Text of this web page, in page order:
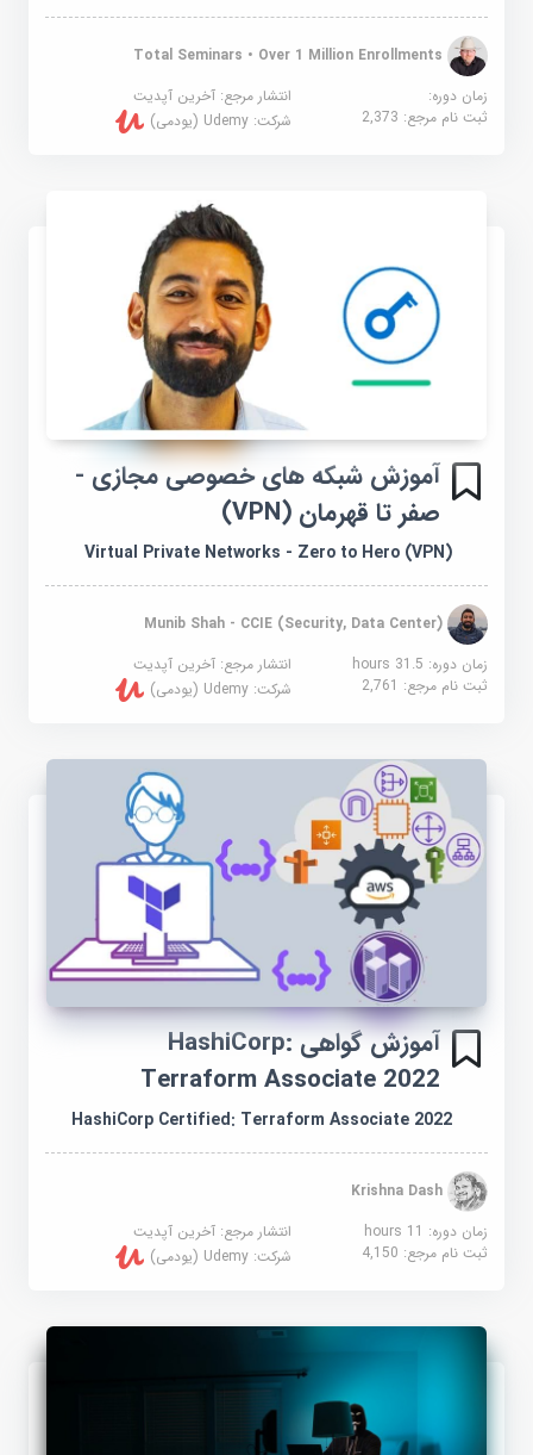
Total Seminars • Over 1 Million Enrollments
زمان دوره:
انتشار مرجع:آخرین آپدیت
ثبت نام مرجع:2,373 شرکت:Udemy (یودمی)
آموزش شبکه های خصوصی مجازی -
صفر تا قهرمان (VPN)
Virtual Private Networks - Zero to Hero (VPN)
Munib Shah - CCIE (Security, Data Center)
زمان دوره: 31.5 hours
انتشار مرجع:آخرین آپدیت
ثبت نام مرجع:2,761 شرکت:Udemy (یودمی)
آموزش گواهی HashiCorp:
Terraform Associate 2022
HashiCorp Certified: Terraform Associate 2022
Krishna Dash
زمان دوره: 11 hours
انتشار مرجع:آخرین آپدیت
ثبت نام مرجع:4,150 شرکت:Udemy (یودمی)